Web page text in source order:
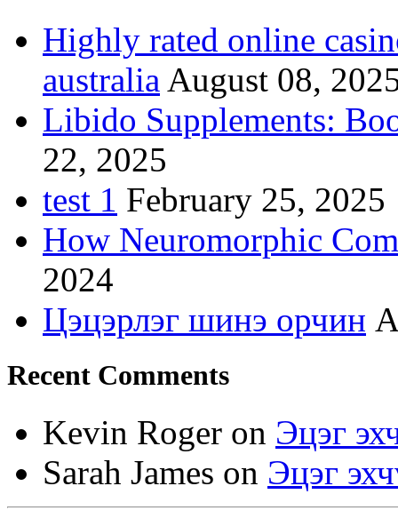
Highly rated online
australia August 08,
Libido Supplements:
22, 2025
test 1 February 25, 2025
How Neuromorphic
2024
Цэцэрлэг шинэ орчин
Recent Comments
Kevin Roger on Эцэг
Sarah James on Эцэг